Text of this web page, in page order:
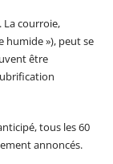
La courroie,
humide »), peut se
être
tous les 60
annoncés.